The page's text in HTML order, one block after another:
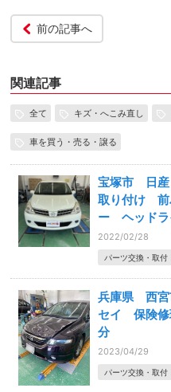
前の記事へ
関連記事
全て キズ・へこみ直し
車を買う・売る・譲る
宝塚市 日
取り付け 前
ー ヘッド
2022/02/28
パーツ交換・取付
兵庫県 西
セイ 保険
分
2023/04/29
パーツ交換・取付